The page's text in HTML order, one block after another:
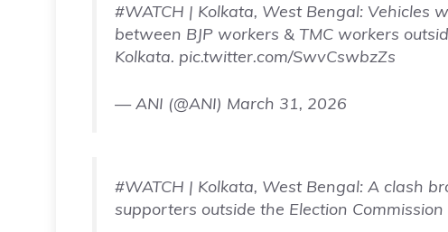
#WATCH | Kolkata, West Bengal: Vehicles
between BJP workers & TMC workers
Kolkata. pic.twitter.com/SwvCswbzZs
— ANI (@ANI) March 31, 2026
#WATCH | Kolkata, West Bengal: A clash
supporters outside the Election Commission